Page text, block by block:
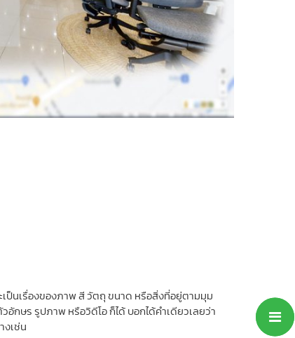
เป็นเรื่องของภาพ สี วัตถุ ขนาด หรือสิ่งที่อยู่ตามมุม
อักษร รูปภาพ หรือวิดีโอ ก็ได้ บอกได้คำเดียวเลยว่า
งเช่น